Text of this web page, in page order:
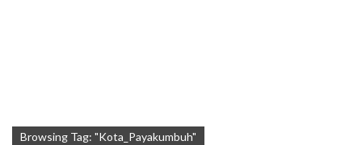
Browsing Tag: "Kota_Payakumbuh"